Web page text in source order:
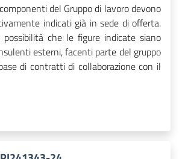
del Gruppo di lavoro devono
indicati già in sede di offerta.
che le figure indicate siano
esterni, facenti parte del gruppo
di contratti di collaborazione con il